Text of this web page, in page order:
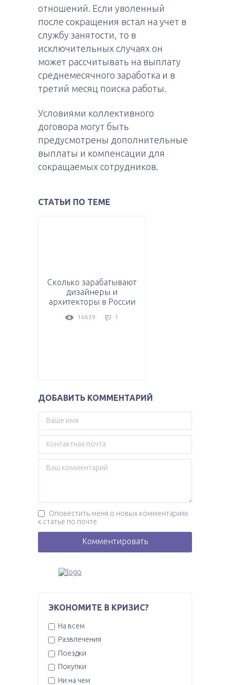
отношений. Если уволенный
после сокращения встал на учет в
службу занятости, то в
исключительных случаях он
может рассчитывать на выплату
среднемесячного заработка и в
третий месяц поиска работы.
Условиями коллективного
договора могут быть
предусмотрены дополнительные
выплаты и компенсации для
сокращаемых сотрудников.
СТАТЬИ ПО ТЕМЕ
Сколько зарабатывают
дизайнеры и
архитекторы в России
16639 1
ДОБАВИТЬ КОММЕНТАРИЙ
Оповестить меня о новых комментариях
к статье по почте
ЭКОНОМИТЕ В КРИЗИС?
На всем
Развлечения
Поездки
Покупки
Ни на чем